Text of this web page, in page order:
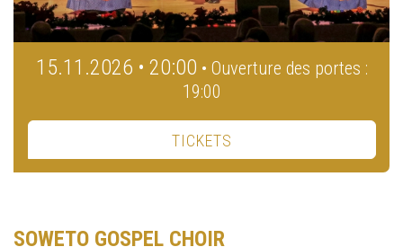
15.11.2026 • 20:00 • Ouverture des portes :
19:00
TICKETS
SOWETO GOSPEL CHOIR